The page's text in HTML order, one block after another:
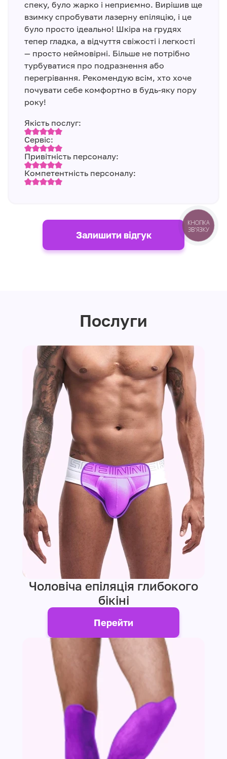
спеку, було жарко і неприємно. Вирішив ще
взимку спробувати лазерну епіляцію, і це
було просто ідеально! Шкіра на грудях
тепер гладка, а відчуття свіжості і легкості
— просто неймовірні. Більше не потрібно
турбуватися про подразнення або
перегрівання. Рекомендую всім, хто хоче
почувати себе комфортно в будь-яку пору
року!
Якість послуг:
Сервіс:
Привітність персоналу:
Компетентність персоналу:
Залишити відгук
Послуги
Чоловіча епіляція глибокого
бікіні
Перейти
КНОПКА
ЗВ'ЯЗКУ